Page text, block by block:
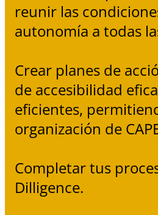
reunir las
autonomía a todas
Crear planes de
de accesibilidad
eficientes,
organización de
Completar tus
Dilligence.